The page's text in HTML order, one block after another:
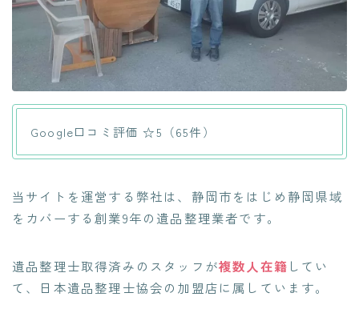
Google口コミ評価 ☆5（65件）
当サイトを運営する弊社は、静岡市をはじめ静岡県域
をカバーする創業9年の遺品整理業者です。
遺品整理士取得済みのスタッフが複数人在籍 してい
て、日本遺品整理士協会の加盟店に属しています。